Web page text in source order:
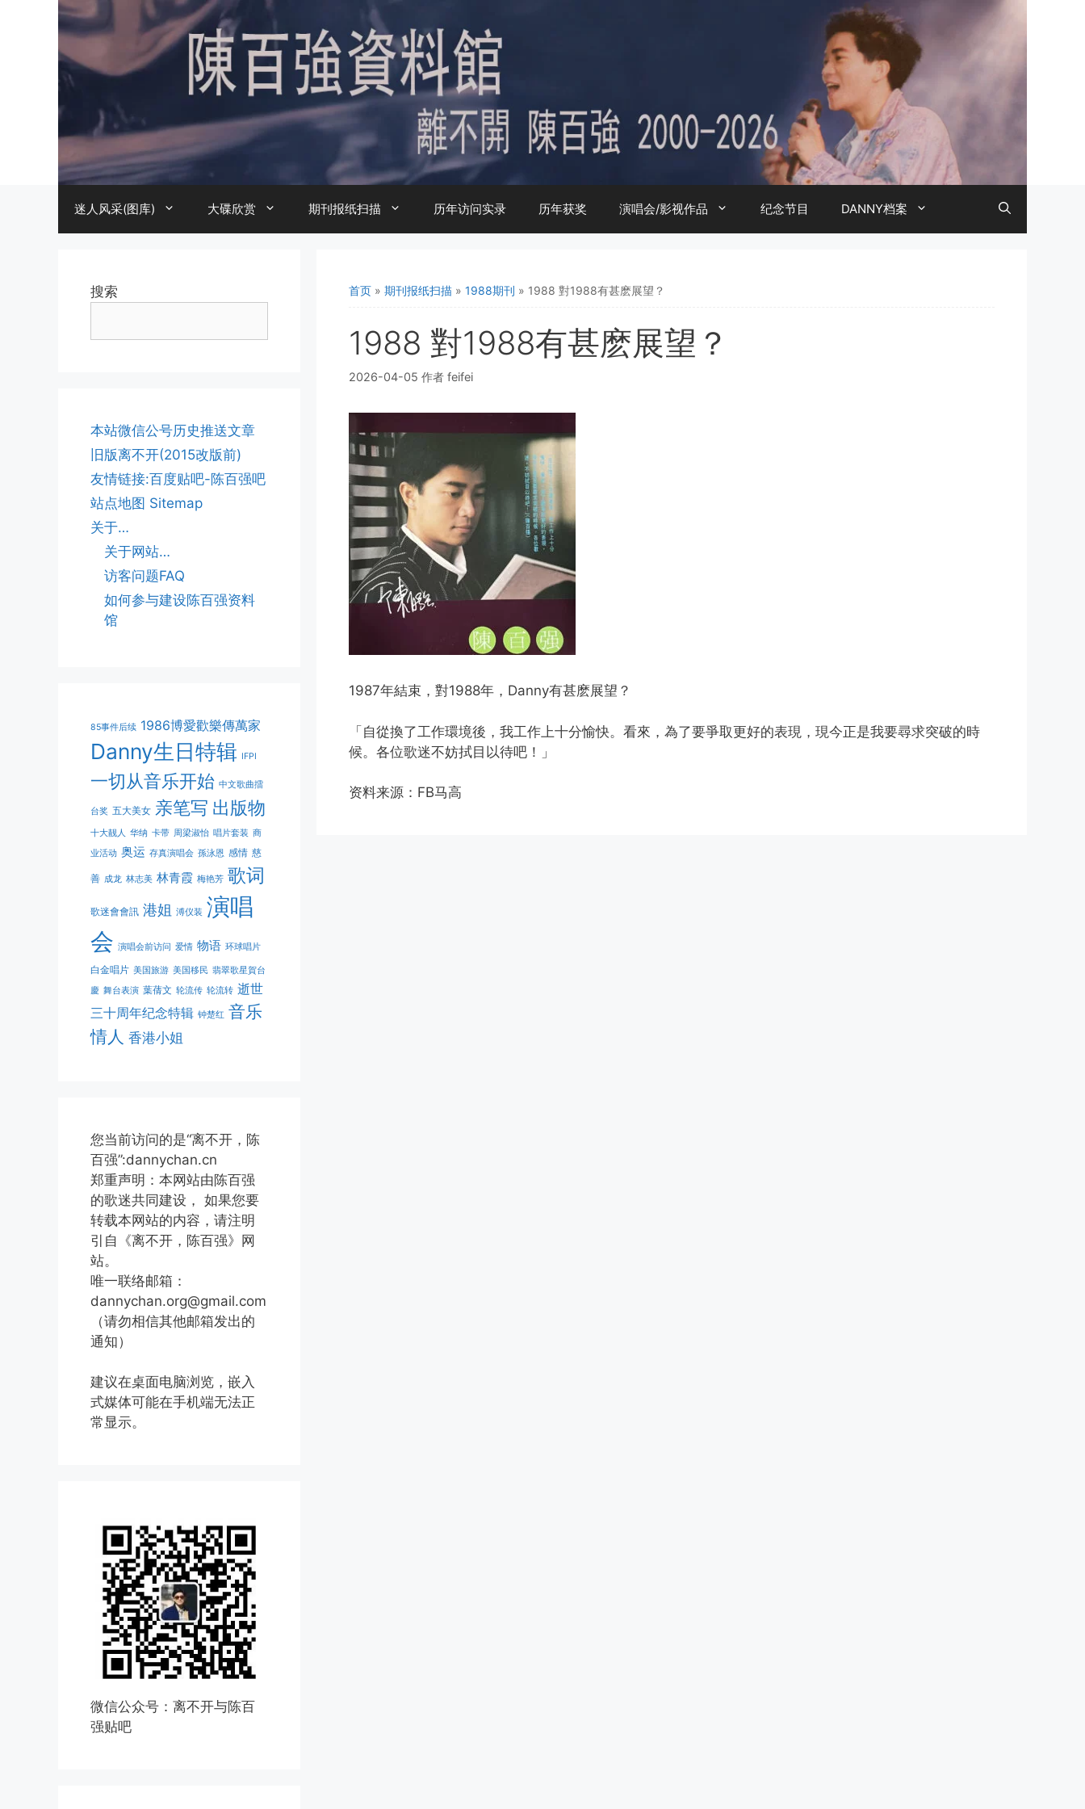
迷人风采(图库) 大碟欣赏 期刊报纸扫描 历年访问实录 历年获奖 演唱会/影视作品 纪念节目 DANNY档案
首页 » 期刊报纸扫描 » 1988期刊 » 1988 對1988有甚麽展望？
1988 對1988有甚麽展望？
2026-04-05 作者 feifei
1987年結束，對1988年，Danny有甚麽展望？
「自從換了工作環境後，我工作上十分愉快。看來，為了要爭取更好的表現，現今正是我要尋求突破的時
候。各位歌迷不妨拭目以待吧！」
资料来源：FB马高
搜索
本站微信公号历史推送文章
旧版离不开(2015改版前)
友情链接:百度贴吧-陈百强吧
站点地图 Sitemap
关于…
关于网站…
访客问题FAQ
如何参与建设陈百强资料
馆
85事件后续 1986博愛歡樂傳萬家
Danny生日特辑 IFPI
一切从音乐开始 中文歌曲擂
台奖 五大美女 亲笔写 出版物
十大靓人 华纳 卡带 周梁淑怡 唱片套装 商
业活动 奥运 存真演唱会 孫泳恩 感情 慈
善 成龙 林志美 林青霞 梅艳芳 歌词
歌迷會會訊 港姐 溥仪装 演唱
会 演唱会前访问 爱情 物语 环球唱片
白金唱片 美国旅游 美国移民 翡翠歌星賀台
慶 舞台表演 葉蒨文 轮流传 轮流转 逝世
三十周年纪念特辑 钟楚红 音乐
情人 香港小姐
您当前访问的是“离不开，陈
百强”:dannychan.cn
郑重声明：本网站由陈百强
的歌迷共同建设， 如果您要
转载本网站的内容，请注明
引自《离不开，陈百强》网
站。
唯一联络邮箱：
dannychan.org@gmail.com
（请勿相信其他邮箱发出的
通知）
建议在桌面电脑浏览，嵌入
式媒体可能在手机端无法正
常显示。
微信公众号：离不开与陈百
强贴吧